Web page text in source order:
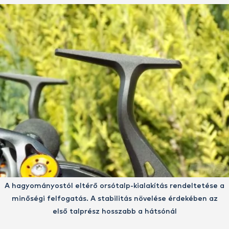
A hagyományostól eltérő orsótalp-kialakítás rendeltetése a
minőségi felfogatás. A stabilitás növelése érdekében az
első talprész hosszabb a hátsónál